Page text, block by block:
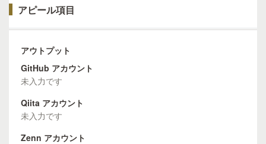
アピール項目
アウトプット
GitHub アカウント
未入力です
Qiita アカウント
未入力です
Zenn アカウント